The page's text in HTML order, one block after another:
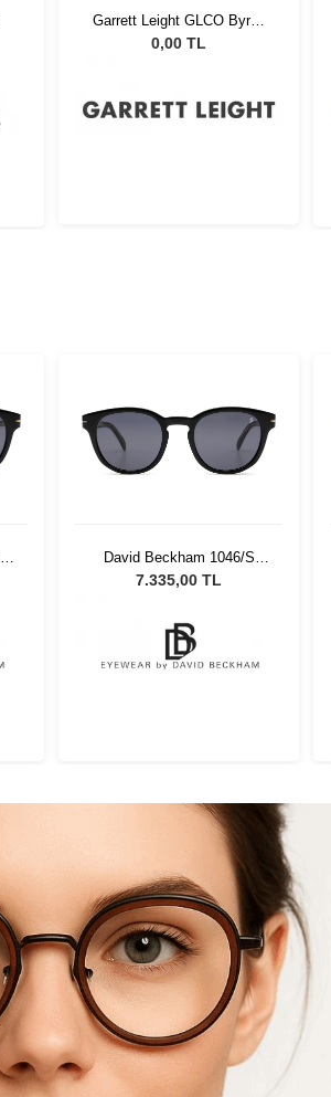
Garrett Leight GLCO Byrne
46 Olio
0,00 TL
David Beckham 1046/S
807IR 50 Unisex Güneş
7.335,00 TL